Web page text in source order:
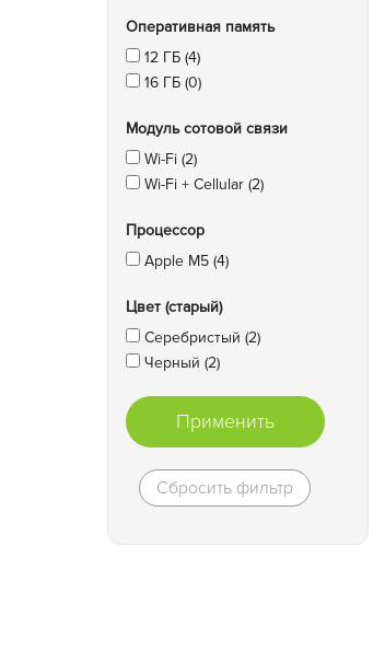
Оперативная память
12 ГБ (4)
16 ГБ (0)
Модуль сотовой связи
Wi-Fi (2)
Wi-Fi + Cellular (2)
Процессор
Apple M5 (4)
Цвет (старый)
Серебристый (2)
Черный (2)
Применить
Сбросить фильтр